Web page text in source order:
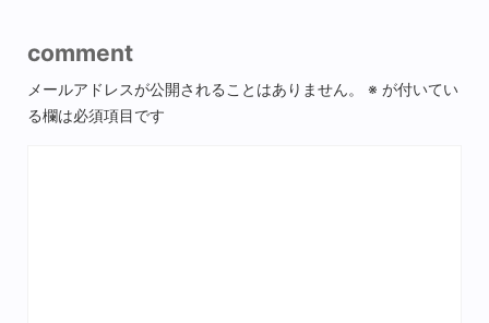
comment
メールアドレスが公開されることはありません。 ※ が付いてい
る欄は必須項目です